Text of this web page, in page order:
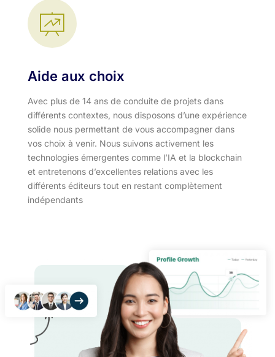
Aide aux choix
Avec plus de 14 ans de conduite de projets dans
différents contextes, nous disposons d’une expérience
solide nous permettant de vous accompagner dans
vos choix à venir. Nous suivons activement les
technologies émergentes comme l’IA et la blockchain
et entretenons d’excellentes relations avec les
différents éditeurs tout en restant complètement
indépendants